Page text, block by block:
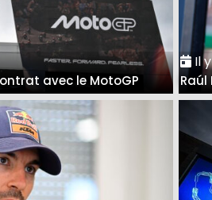
avec le MotoGP
Il y